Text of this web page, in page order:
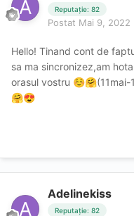
Reputație: 82
Postat Mai 9, 2022
Hello! Tinand cont de
sa ma sincronizez,am
orasul vostru ☺️🤗
🤗😍
Adelinekiss
Reputație: 82